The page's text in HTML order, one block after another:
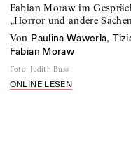
Fabian Moraw im
„Horror und andere
von Paulina Wawerla,
Fabian Moraw
Foto: Judith Buss
ONLINE LESEN